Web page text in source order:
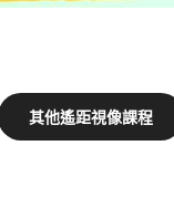
其他遙距視像課程